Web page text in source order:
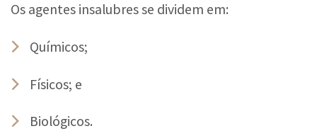
Os agentes insalubres se dividem em:
Químicos;
Físicos; e
Biológicos.